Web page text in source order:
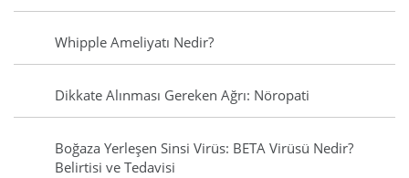
Whipple Ameliyatı Nedir?
Dikkate Alınması Gereken Ağrı: Nöropati
Boğaza Yerleşen Sinsi Virüs: BETA Virüsü Nedir?
Belirtisi ve Tedavisi